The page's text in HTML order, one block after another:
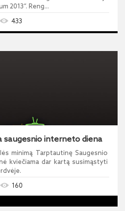
2013“. Reng...
433
saugesnio interneto diena
minimą Tarptautinę Saugesnio
kviečiama dar kartą susimąstyti
160